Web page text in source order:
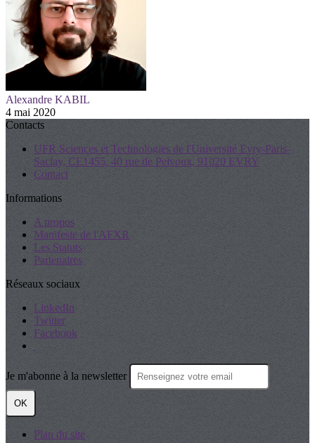
Alexandre KABIL
4 mai 2020
Contacts
UFR Sciences et Technologies de l'Université Evry-Paris-
Saclay, CE1455, 40 rue de Pelvoux, 91020 EVRY
Contact
Informations
A propos
Manifeste de l'AFXR
Les Statuts
Partenaires
Réseaux sociaux
LinkedIn
Twitter
Facebook
Je m'abonne à la newsletter
OK
Plan du site